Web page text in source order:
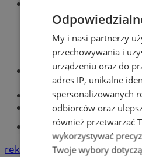
Zabrze
Największy
Książeczka
Tworzenie
reklama
My i nasi partnerzy
przechowywania i
urządzeniu oraz do
adres IP, unikalne
spersonalizowanych
odbiorców oraz
również przetwarzać
wykorzystywać
Twoje wybory